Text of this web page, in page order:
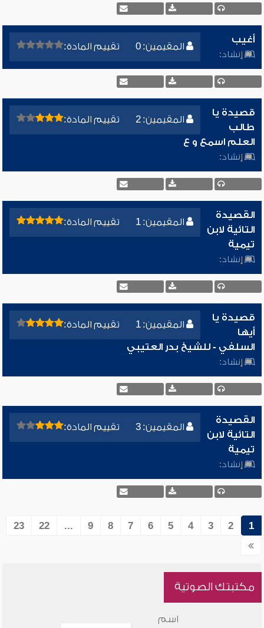
المقيمين: 0 تقييم المادة:
أغيب
إنشاد:
المقيمين: 2 تقييم المادة:
قصيدة يا
طالب
العلم اسمع و ع
إنشاد:
المقيمين: 1 تقييم المادة:
القصيدة
التائية لابن
تيمية
إنشاد:
المقيمين: 1 تقييم المادة:
قصيدة يا
أيها
السلفي - للشيخ بدر العتيبي
إنشاد:
المقيمين: 3 تقييم المادة:
القصيدة
التائية لابن
تيمية
إنشاد:
1
2
3
4
5
6
7
8
9
...
22
23
مكتبتك الصوتية
اسم